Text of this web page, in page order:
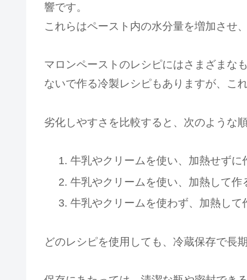
響です。
これらはペースト内の水分量を増加させ
マロンペーストのレシピにはさまざまな
ないで作る冷製レシピもありますが、こ
劣化しやすさを比較すると、次のような
牛乳やクリームを使い、加熱せずに
牛乳やクリームを使い、加熱して作
牛乳やクリームを使わず、加熱して
どのレシピを使用しても、冷蔵保存で長